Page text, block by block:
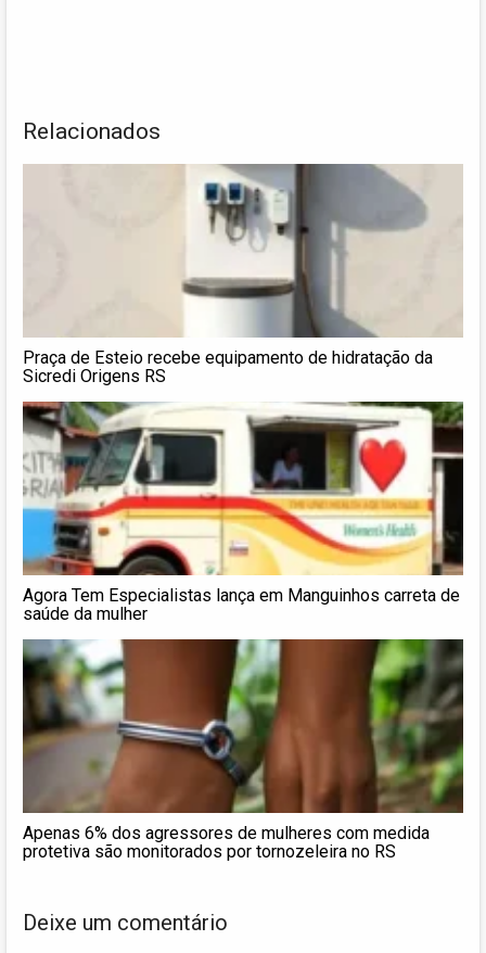
Relacionados
Praça de Esteio recebe equipamento de hidratação da
Sicredi Origens RS
Agora Tem Especialistas lança em Manguinhos carreta de
saúde da mulher
Apenas 6% dos agressores de mulheres com medida
protetiva são monitorados por tornozeleira no RS
Deixe um comentário